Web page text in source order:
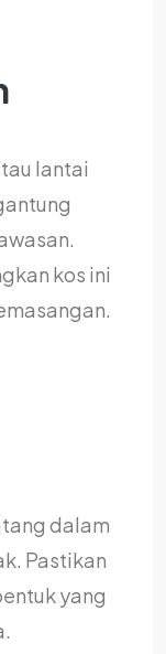
lantai
kos ini
dalam
Pastikan
yang